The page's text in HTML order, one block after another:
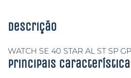
Descrição
WATCH SE 40 STAR AL ST SP
Principais